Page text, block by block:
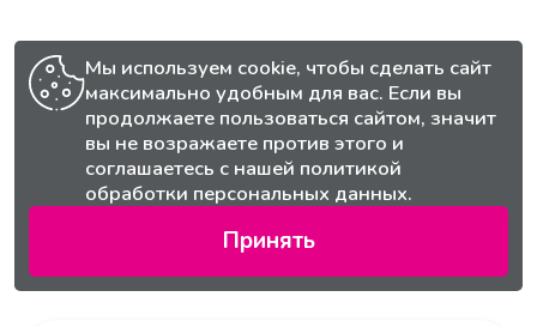
Мы используем cookie, чтобы сделать сайт
максимально удобным для вас. Если вы
продолжаете пользоваться сайтом, значит
вы не возражаете против этого и
соглашаетесь с нашей политикой
обработки персональных данных.
Принять